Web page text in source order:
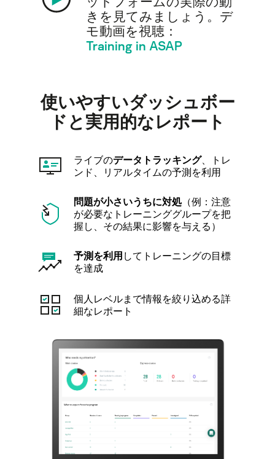
きを見てみましょう。デ
モ動画を視聴：
Training in ASAP
使いやすいダッシュボー
ドと実用的なレポート
ライブのデータトラッキング、トレ
ンド、リアルタイムの予測を利用
問題が小さいうちに対処 （例：注意
が必要なトレーニンググループを把
握し、その結果に影響を与える）
予測を利用 してトレーニングの目標
を達成
個人レベルまで情報を絞り込める詳
細なレポート